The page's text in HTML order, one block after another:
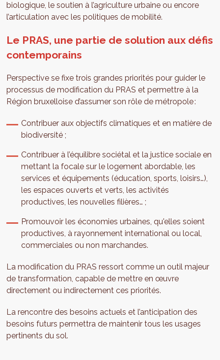
biologique, le soutien à l’agriculture urbaine ou encore
l’articulation avec les politiques de mobilité.
Le PRAS, une partie de solution aux défis
contemporains
Perspective se fixe trois grandes priorités pour guider le
processus de modification du PRAS et permettre à la
Région bruxelloise d’assumer son rôle de métropole :
Contribuer aux objectifs climatiques et en matière de
biodiversité ;
Contribuer à l’équilibre sociétal et la justice sociale en
mettant la focale sur le logement abordable, les
services et équipements (éducation, sports, loisirs…),
les espaces ouverts et verts, les activités
productives, les nouvelles filières… ;
Promouvoir les économies urbaines, qu'elles soient
productives, à rayonnement international ou local,
commerciales ou non marchandes.
La modification du PRAS ressort comme un outil majeur
de transformation, capable de mettre en œuvre
directement ou indirectement ces priorités.
La rencontre des besoins actuels et l’anticipation des
besoins futurs permettra de maintenir tous les usages
pertinents du sol.